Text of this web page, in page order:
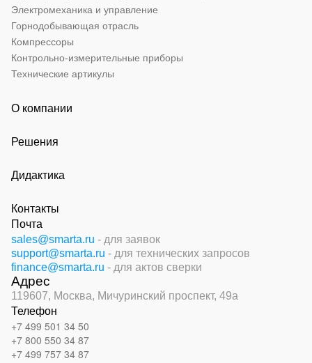
Электромеханика и управление
Горнодобывающая отрасль
Компрессоры
Контрольно-измерительные приборы
Технические артикулы
О компании
Решения
Дидактика
Контакты
Почта
sales@smarta.ru - для заявок
support@smarta.ru - для технических запросов
finance@smarta.ru - для актов сверки
Адрес
119607, Москва, Мичуринский проспект, 49а
Телефон
+7 499 501 34 50
+7 800 550 34 87
+7 499 757 34 87